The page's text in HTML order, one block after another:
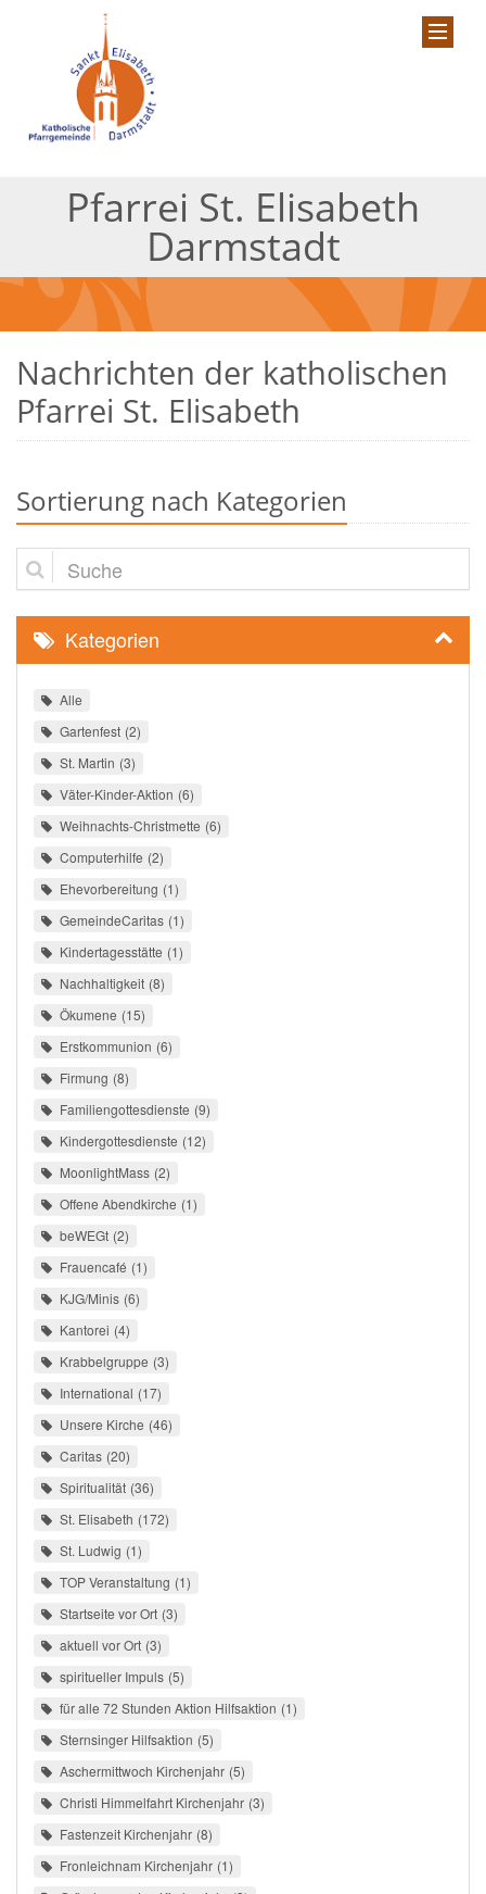
Pfarrei St. Elisabeth
Darmstadt
Nachrichten der katholischen
Pfarrei St. Elisabeth
Sortierung nach Kategorien
Suche
Kategorien
Alle
Gartenfest 2
St. Martin 3
Väter-Kinder-Aktion 6
Weihnachts-Christmette 6
Computerhilfe 2
Ehevorbereitung 1
GemeindeCaritas 1
Kindertagesstätte 1
Nachhaltigkeit 8
Ökumene 15
Erstkommunion 6
Firmung 8
Familiengottesdienste 9
Kindergottesdienste 12
MoonlightMass 2
Offene Abendkirche 1
beWEGt 2
Frauencafé 1
KJG/Minis 6
Kantorei 4
Krabbelgruppe 3
International 17
Unsere Kirche 46
Caritas 20
Spiritualität 36
St. Elisabeth 172
St. Ludwig 1
TOP Veranstaltung 1
Startseite vor Ort 3
aktuell vor Ort 3
spiritueller Impuls 5
für alle 72 Stunden Aktion Hilfsaktion 1
Sternsinger Hilfsaktion 5
Aschermittwoch Kirchenjahr 5
Christi Himmelfahrt Kirchenjahr 3
Fastenzeit Kirchenjahr 8
Fronleichnam Kirchenjahr 1